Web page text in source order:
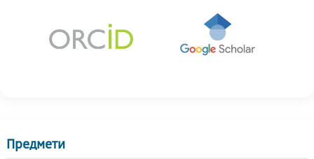
Предмети